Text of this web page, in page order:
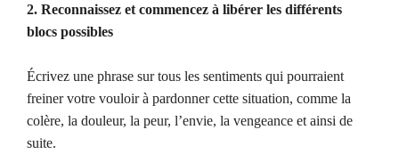
2. Reconnaissez et commencez à libérer les différents
blocs possibles
Écrivez une phrase sur tous les sentiments qui pourraient
freiner votre vouloir à pardonner cette situation, comme la
colère, la douleur, la peur, l’envie, la vengeance et ainsi de
suite.